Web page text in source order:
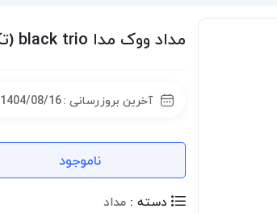
مداد ووک مدا black trio (تکی)
آخرین بروزرسانی :1404/08/16
ناموجود
دسته : مداد